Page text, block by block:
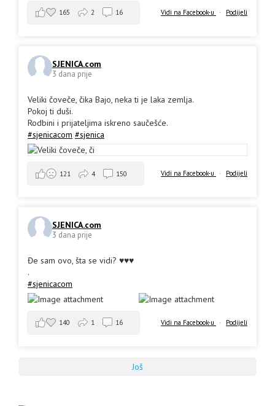
Vidi na Facebook-u · Podijeli
165 2 16
SJENICA.com
3 dana prije
Veliki čoveče, čika Bajo, neka ti je laka zemlja.
Pokoj ti duši.
Rodbini i prijateljima iskreno saučešće.
#sjenicacom #sjenica
Vidi na Facebook-u · Podijeli
121 4 150
SJENICA.com
3 dana prije
Đe sam ovo, šta se vidi? ♥️♥️♥️
.
#sjenicacom
Vidi na Facebook-u · Podijeli
140 1 16
Još